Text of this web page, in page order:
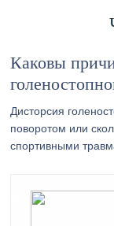
Каковы
Дисторсия
поворотом или
спортивными